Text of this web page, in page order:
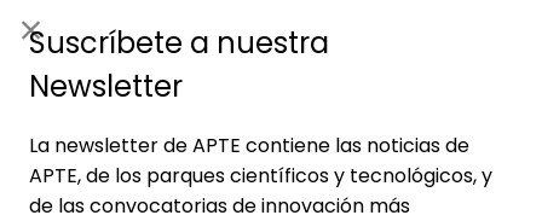
Suscríbete a nuestra
Newsletter
La newsletter de APTE contiene las noticias de
APTE, de los parques científicos y tecnológicos, y
de las convocatorias de innovación más